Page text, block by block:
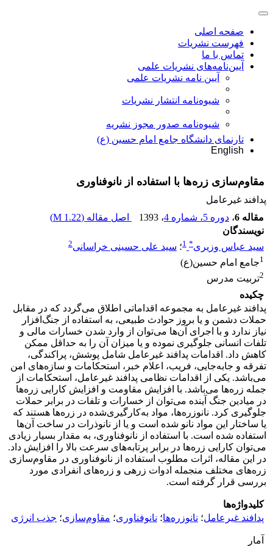
صفحه اصلی
فهرست نشریات
تماس با ما
آیین‌نامه‌های نشریات علمی
آیین نامه نشریات علمی
شیوه‌نامه انتشار نشریات
شیوهنامه صدور مجوز نشریه
تارنمای دانشگاه جامع امام حسین (ع)
English
مقاوم‌سازی زره‌ها با استفاده از نانوفناوری
پدافند غیرعامل
مقاله 6
، دوره 5، شماره 4 ، 1393 اصل مقاله (1.22 M
)
نویسندگان
سید عباس وزیری*
1؛ سید علی حسینی‌ خراسانی2
1جامع امام حسین(ع)
2تربیت مدرس
چکیده
پدافند غیرعامل به مجموعه اقداماتی اطلاق می‌گردد که در مقابل
حملات دشمن و یا بروز حوادث طبیعی، به استفاده از جنگ‌افزار
نیاز ندارد و با اجرای آن‌ها می‌توان از وارد شدن خسارات مالی و
تلفات انسانی جلوگیری نموده و یا میزان آن را به حداقل ممکن
کاهش داد. اقدامات پدافند غیرعامل شامل پوشش، پراکندگی،
تفرقه و جابه‌جایی، فریب، اعلام خبر، استحکامات و سازه‌های امن
می‌باشد. یکی از اقدامات نظامی پدافند غیرعامل، استحکامات از
جمله زره‌ها می‌باشد. با افزایش مقاومت و افزایش کارایی زره‌ها
در میادین جنگ آینده می‌توان از خسارات و تلفات در برابر حملات
جلوگیری کرد. نانوزره‌ها، مواد به‌کارگیری‌شده در زره‌ها هستند که
یا ساختار این مواد نانو شده است و یا از نانوذرات در ساخت آن‌ها
استفاده شده است. با استفاده از نانوفناوری، به مقدار بسیار زیادی
می‌توان کارایی زره‌ها در برابر پرتابه‌های سرعت بالا را افزایش داد.
در این مقاله، اثرات مطلوب استفاده از نانوفناوری در مقاوم‌سازی
زره‌های مختلف منجمله ادوات زرهی و زره‌های انفرادی مورد
بررسی قرار گرفته است.
کلیدواژه‌ها
پدافند غیرعامل؛ نانوزره‌ها؛ نانوفناوری؛ مقاوم‌سازی؛ جذب انرژی
آمار